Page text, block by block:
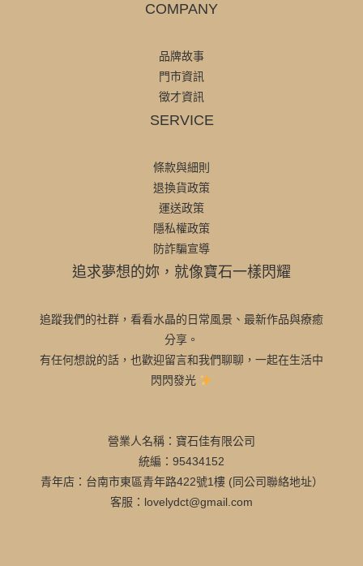
COMPANY
品牌故事
門市資訊
徵才資訊
SERVICE
條款與細則
退換貨政策
運送政策
隱私權政策
防詐騙宣導
追求夢想的妳，就像寶石一樣閃耀
追蹤我們的社群，看看水晶的日常風景、最新作品與療癒
分享。
有任何想說的話，也歡迎留言和我們聊聊，一起在生活中
閃閃發光
營業人名稱：寶石佳有限公司
統編：95434152
青年店：台南市東區青年路422號1樓 (同公司聯絡地址）
客服：lovelydct@gmail.com